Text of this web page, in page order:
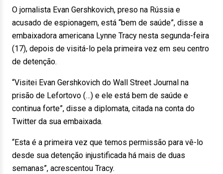
O jornalista Evan Gershkovich, preso na Rússia e
acusado de espionagem, está “bem de saúde”, disse a
embaixadora americana Lynne Tracy nesta segunda-feira
(17), depois de visitá-lo pela primeira vez em seu centro
de detenção.
“Visitei Evan Gershkovich do Wall Street Journal na
prisão de Lefortovo (…) e ele está bem de saúde e
continua forte”, disse a diplomata, citada na conta do
Twitter da sua embaixada.
“Esta é a primeira vez que temos permissão para vê-lo
desde sua detenção injustificada há mais de duas
semanas”, acrescentou Tracy.